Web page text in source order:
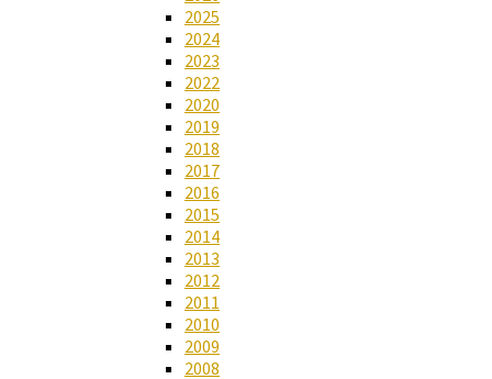
2025
2024
2023
2022
2020
2019
2018
2017
2016
2015
2014
2013
2012
2011
2010
2009
2008